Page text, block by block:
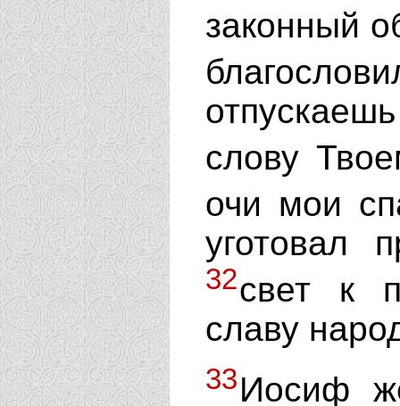
законный
слову
очи мои
уготовал
32свет к
славу
33Иосиф